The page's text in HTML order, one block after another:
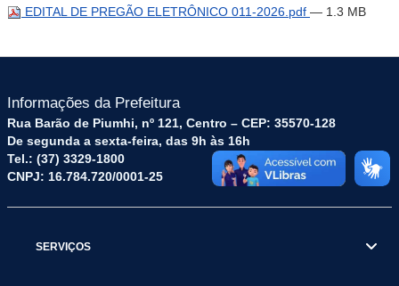
EDITAL DE PREGÃO ELETRÔNICO 011-2026.pdf — 1.3 MB
Informações da Prefeitura
Rua Barão de Piumhi, nº 121, Centro – CEP: 35570-128
De segunda a sexta-feira, das 9h às 16h
Tel.: (37) 3329-1800
CNPJ: 16.784.720/0001-25
SERVIÇOS